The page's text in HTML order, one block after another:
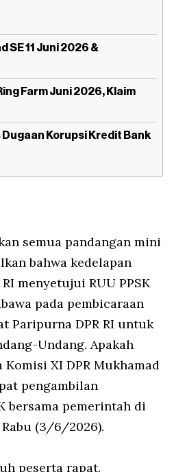
SE 11 Juni 2026 &
Farm Juni 2026, Klaim
Dugaan Korupsi Kredit Bank
semua pandangan mini
bahwa kedelapan
menyetujui RUU PPSK
pada pembicaraan
Paripurna DPR RI untuk
Undang. Apakah
Komisi XI DPR Mukhamad
pengambilan
bersama pemerintah di
(3/6/2026).
peserta rapat.